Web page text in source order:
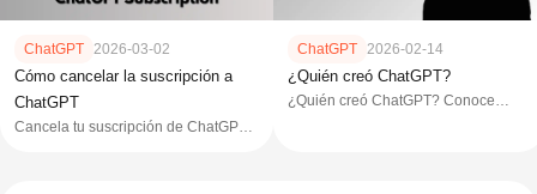
ChatGPT 2026-03-02
Cómo cancelar la suscripción a
ChatGPT
Cancela tu suscripción de ChatGPT
ChatGPT 2026-02-14
¿Quién creó ChatGPT?
¿Quién creó ChatGPT? Conoce